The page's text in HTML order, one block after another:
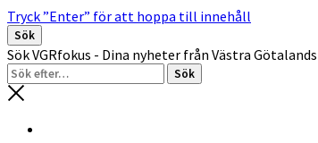
Tryck ”Enter” för att hoppa till innehåll
Sök
Sök VGRfokus - Dina nyheter från Västra